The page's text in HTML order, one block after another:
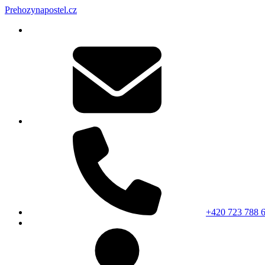
Prehozynapostel.cz
+420 723 788